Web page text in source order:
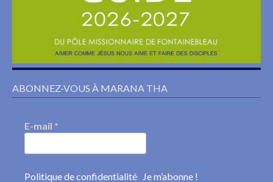
ABONNEZ-VOUS À MARANA THA
E-mail *
Politique de confidentialité